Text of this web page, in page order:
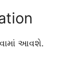
આવશે.